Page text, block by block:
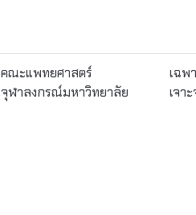
คณะแพทยศาสตร์
จุฬาลงกรณ์มหาวิทยาลัย
เฉพ
เจา